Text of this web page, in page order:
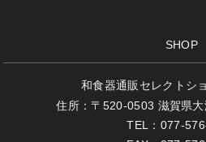
SHOP
和食器通販セレクトシ
住所：〒520-0503 滋賀県
TEL：077-